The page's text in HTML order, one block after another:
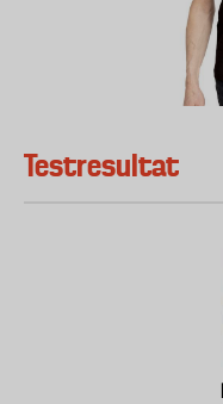
Testresultat